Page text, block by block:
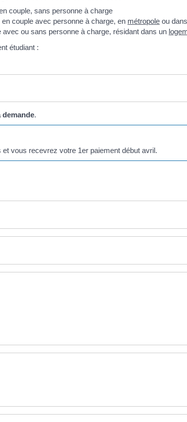
couple, sans personne à charge
couple avec personne à charge, en métropole ou
ou sans personne à charge, résidant dans un
étudiant :
demande.
et vous recevrez votre 1er paiement début avril.